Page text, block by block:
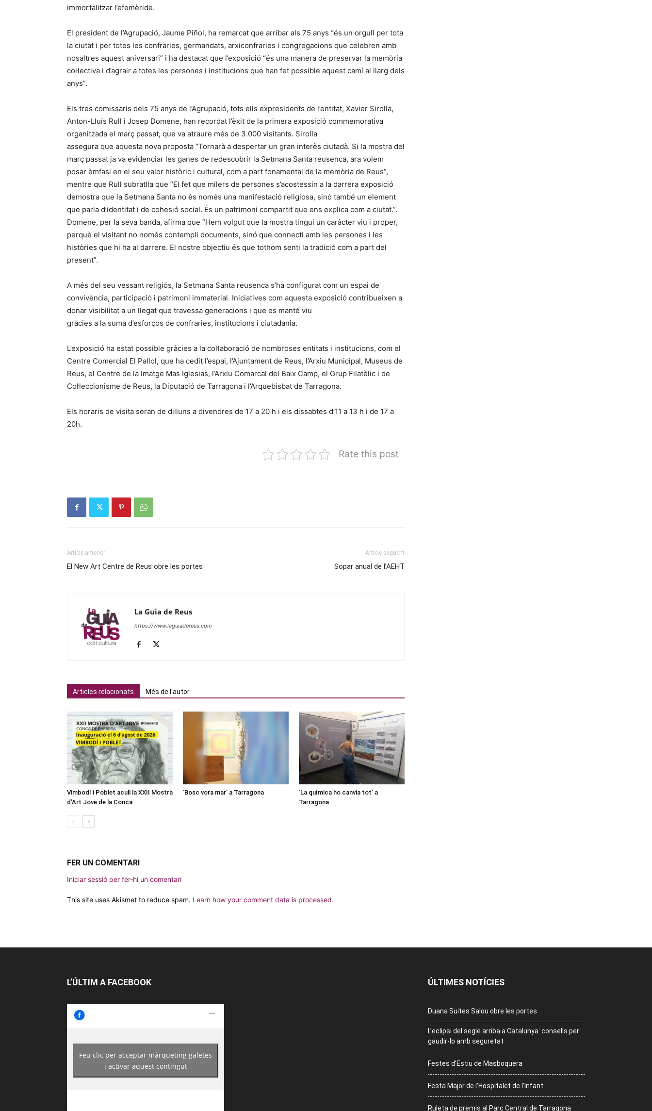
immortalitzar l’efemèride.
El president de l’Agrupació, Jaume Piñol, ha remarcat que arribar als 75 anys “és un orgull per tota
la ciutat i per totes les confraries, germandats, arxiconfraries i congregacions que celebren amb
nosaltres aquest aniversari” i ha destacat que l’exposició “és una manera de preservar la memòria
col·lectiva i d’agrair a totes les persones i institucions que han fet possible aquest camí al llarg dels
anys”.
Els tres comissaris dels 75 anys de l’Agrupació, tots ells expresidents de l’entitat, Xavier Sirolla,
Anton-Lluís Rull i Josep Domene, han recordat l’èxit de la primera exposició commemorativa
organitzada el març passat, que va atraure més de 3.000 visitants. Sirolla
assegura que aquesta nova proposta “Tornarà a despertar un gran interès ciutadà. Si la mostra del
març passat ja va evidenciar les ganes de redescobrir la Setmana Santa reusenca, ara volem
posar èmfasi en el seu valor històric i cultural, com a part fonamental de la memòria de Reus”,
mentre que Rull subratlla que “El fet que milers de persones s’acostessin a la darrera exposició
demostra que la Setmana Santa no és només una manifestació religiosa, sinó també un element
que parla d’identitat i de cohesió social. És un patrimoni compartit que ens explica com a ciutat.”.
Domene, per la seva banda, afirma que “Hem volgut que la mostra tingui un caràcter viu i proper,
perquè el visitant no només contempli documents, sinó que connecti amb les persones i les
històries que hi ha al darrere. El nostre objectiu és que tothom senti la tradició com a part del
present”.
A més del seu vessant religiós, la Setmana Santa reusenca s’ha configurat com un espai de
convivència, participació i patrimoni immaterial. Iniciatives com aquesta exposició contribueixen a
donar visibilitat a un llegat que travessa generacions i que es manté viu
gràcies a la suma d’esforços de confraries, institucions i ciutadania.
L’exposició ha estat possible gràcies a la col·laboració de nombroses entitats i institucions, com el
Centre Comercial El Pallol, que ha cedit l’espai, l’Ajuntament de Reus, l’Arxiu Municipal, Museus de
Reus, el Centre de la Imatge Mas Iglesias, l’Arxiu Comarcal del Baix Camp, el Grup Filatèlic i de
Col·leccionisme de Reus, la Diputació de Tarragona i l’Arquebisbat de Tarragona.
Els horaris de visita seran de dilluns a divendres de 17 a 20 h i els dissabtes d’11 a 13 h i de 17 a
20h.
Rate this post
Article anterior
El New Art Centre de Reus obre les portes
Article següent
Sopar anual de l’AEHT
La Guia de Reus
https://www.laguiadereus.com
Articles relacionats Més de l'autor
Vimbodí i Poblet acull la XXII Mostra
d’Art Jove de la Conca
‘Bosc vora mar’ a Tarragona
‘La química ho canvia tot’ a
Tarragona
FER UN COMENTARI
Iniciar sessió per fer-hi un comentari
This site uses Akismet to reduce spam. Learn how your comment data is processed.
L’ÚLTIM A FACEBOOK
https://www.facebook.com/guiadereus/
Feu clic per acceptar màrqueting galetes
i activar aquest contingut
ÚLTIMES NOTÍCIES
Duana Suites Salou obre les portes
L’eclipsi del segle arriba a Catalunya: consells per
gaudir-lo amb seguretat
Festes d’Estiu de Masboquera
Festa Major de l’Hospitalet de l’Infant
Ruleta de premis al Parc Central de Tarragona